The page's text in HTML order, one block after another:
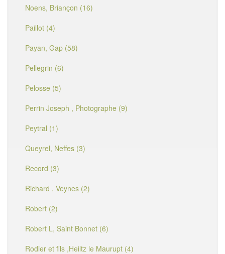
Noens, Briançon (16)
Paillot (4)
Payan, Gap (58)
Pellegrin (6)
Pelosse (5)
Perrin Joseph , Photographe (9)
Peytral (1)
Queyrel, Neffes (3)
Record (3)
Richard , Veynes (2)
Robert (2)
Robert L, Saint Bonnet (6)
Rodier et fils ,Heiltz le Maurupt (4)